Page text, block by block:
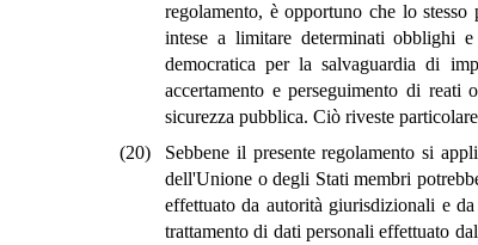
regolamento, è opportuno che lo
intese a limitare determinati obblighi
democratica per la salvaguardia di
accertamento e perseguimento di
sicurezza pubblica. Ciò riveste
(20)
Sebbene il presente regolamento si
dell'Unione o degli Stati membri
effettuato da autorità giurisdizionali e
trattamento di dati personali effettuato